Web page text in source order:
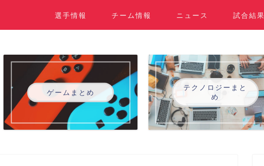
選手情報 チーム情報 ニュース 試合結果
ゲームまとめ
テクノロジーまと
め